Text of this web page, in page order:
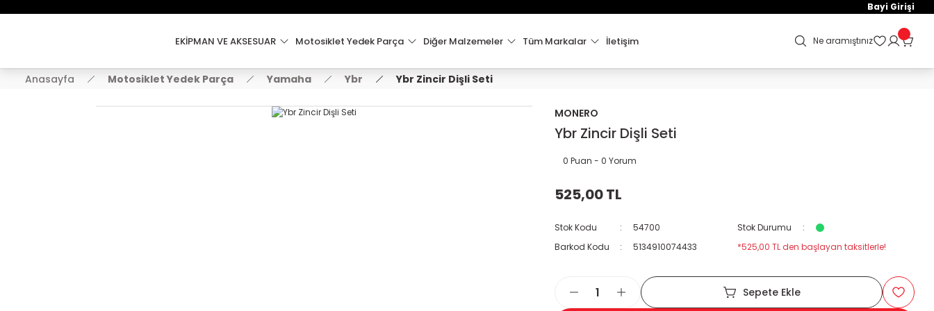
2000 TL VE ÜZERİ KARGO ÜCRETSİZ !
Bayi Girişi
EKİPMAN VE AKSESUAR Motosiklet Yedek Parça Diğer Malzemeler Tüm Markalar İletişim Ne aramıştınız
Anasayfa Motosiklet Yedek Parça Yamaha Ybr Ybr Zincir Dişli Seti
MONERO
Ybr Zincir Dişli Seti
0 Puan - 0 Yorum
525,00 TL
Stok Kodu 54700
Stok Durumu
Barkod Kodu
5134910074433 *525,00 TL den başlayan taksitlerle!
Sepete Ekle